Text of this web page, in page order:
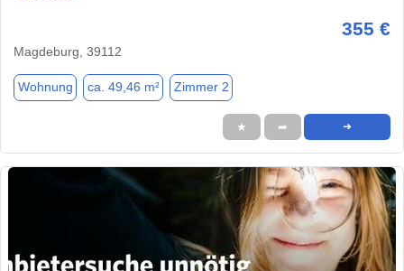
355 €
Magdeburg, 39112
Wohnung ca. 49,46 m² Zimmer 2
★ ➦ ➜